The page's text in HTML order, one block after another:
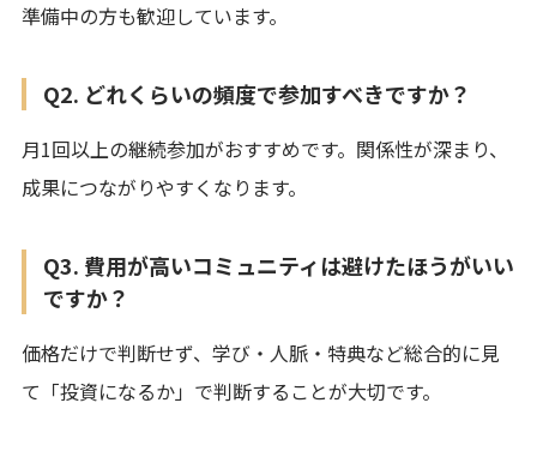
準備中の方も歓迎しています。
Q2. どれくらいの頻度で参加すべきですか？
月1回以上の継続参加がおすすめです。関係性が深まり、
成果につながりやすくなります。
Q3. 費用が高いコミュニティは避けたほうがいい
ですか？
価格だけで判断せず、学び・人脈・特典など総合的に見
て「投資になるか」で判断することが大切です。